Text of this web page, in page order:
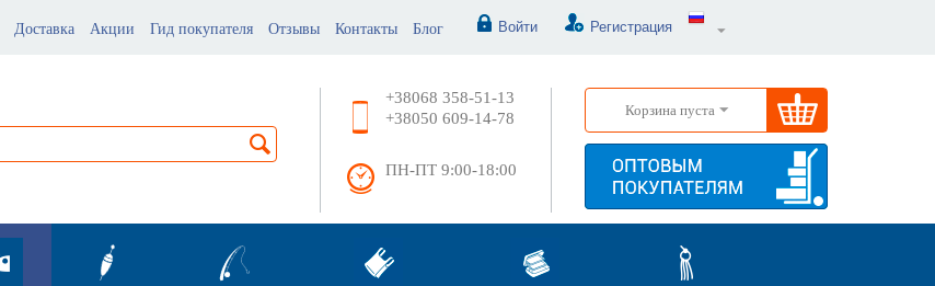
Доставка Акции Гид покупателя Отзывы Контакты Блог Войти Регистрация
+38068 358-51-13
+38050 609-14-78
ПН-ПТ 9:00-18:00
Корзина пуста